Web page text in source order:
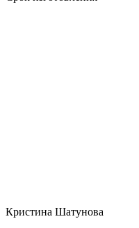
Кристина Шатунова